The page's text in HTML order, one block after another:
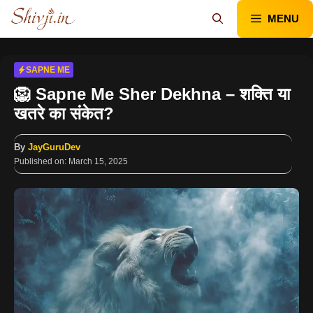
Skip
content
MENU
SAPNE ME
🦁 Sapne Me Sher Dekhna – शक्ति या
खतरे का संकेत?
By JayGuruDev
Published on: March 15, 2025